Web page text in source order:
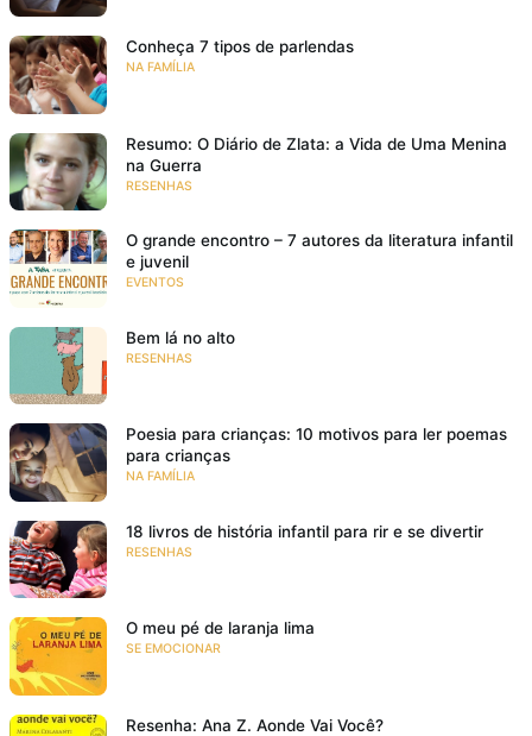
Conheça 7 tipos de parlendas
NA FAMÍLIA
Resumo: O Diário de Zlata: a Vida de Uma Menina
na Guerra
RESENHAS
O grande encontro – 7 autores da literatura infantil
e juvenil
EVENTOS
Bem lá no alto
RESENHAS
Poesia para crianças: 10 motivos para ler poemas
para crianças
NA FAMÍLIA
18 livros de história infantil para rir e se divertir
RESENHAS
O meu pé de laranja lima
SE EMOCIONAR
Resenha: Ana Z. Aonde Vai Você?